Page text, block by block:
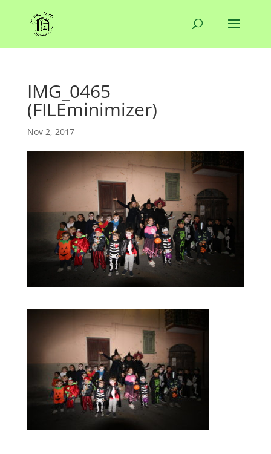
IMG_0465
(FILEminimizer)
Nov 2, 2017